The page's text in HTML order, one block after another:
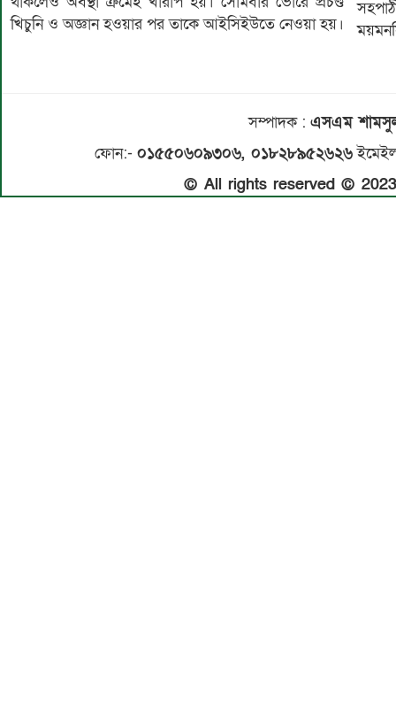
খিচুনি ও অজ্ঞান হওয়ার পর তাকে আইসিইউতে নেওয়া হয়।
সম্পাদক: এসএম
ফোন:- ০১৫৫০৬০৯৩০৬, ০১৮২৮৯৫২৬২৬
© All rights reserved ©